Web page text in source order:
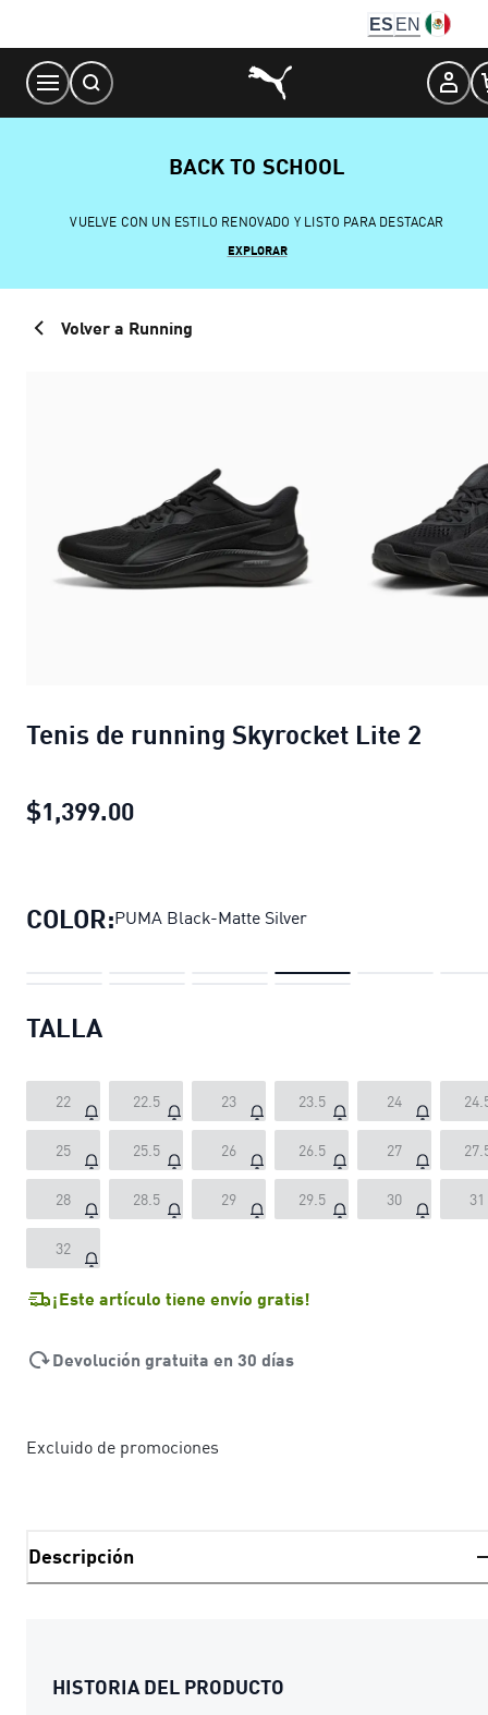
Content
ES EN
BACK TO SCHOOL
VUELVE CON UN ESTILO RENOVADO Y LISTO PARA DESTACAR
EXPLORAR
Volver a Running
Tenis de running Skyrocket Lite 2
$1,399.00
COLOR:PUMA Black-Matte Silver
TALLA
22 22.5 23 23.5 24
25 25.5 26 26.5 27
28 28.5 29 29.5 30 31
32
¡Este artículo tiene envío gratis!
Devolución gratuita en 30 días
Excluido de promociones
Descripción
HISTORIA DEL PRODUCTO